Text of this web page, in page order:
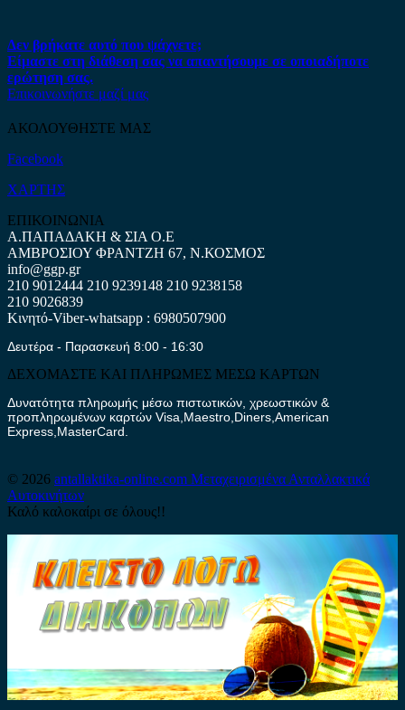
Δεν βρήκατε αυτό που ψάχνετε;
Είμαστε στη διάθεση σας να απαντήσουμε σε οποιαδήποτε
ερώτηση σας.
Επικοινωνήστε μαζί μας
ΑΚΟΛΟΥΘΗΣΤΕ ΜΑΣ
Facebook
ΧΑΡΤΗΣ
ΕΠΙΚΟΙΝΩΝΙΑ
Α.ΠΑΠΑΔΑΚΗ & ΣΙΑ Ο.Ε
ΑΜΒΡΟΣΙΟΥ ΦΡΑΝΤΖΗ 67, Ν.ΚΟΣΜΟΣ
info@ggp.gr
210 9012444 210 9239148 210 9238158
210 9026839
Κινητό-Viber-whatsapp : 6980507900
Δευτέρα - Παρασκευή 8:00 - 16:30
ΔΕΧΟΜΑΣΤΕ ΚΑΙ ΠΛΗΡΩΜΕΣ ΜΕΣΩ ΚΑΡΤΩΝ
Δυνατότητα πληρωμής μέσω πιστωτικών, χρεωστικών &
προπληρωμένων καρτών Visa,Maestro,Diners,American
Express,MasterCard.
© 2026 antallaktika-online.com Μεταχειρισμένα Ανταλλακτικά
Αυτοκινήτων
Καλό καλοκαίρι σε όλους!!